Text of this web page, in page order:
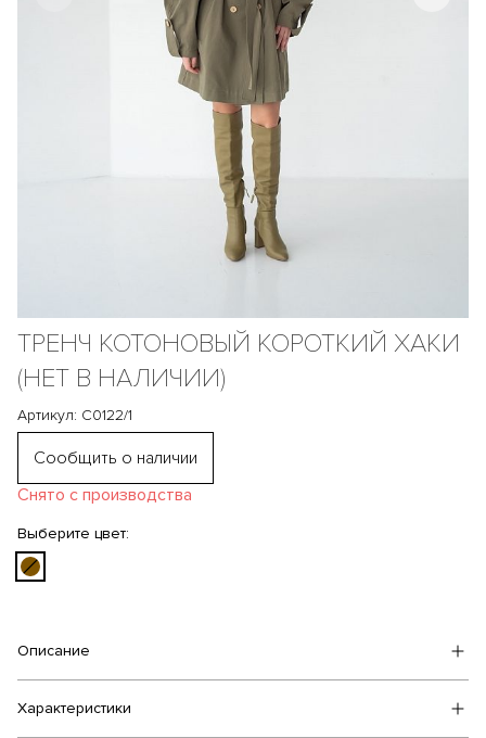
ТРЕНЧ КОТОНОВЫЙ КОРОТКИЙ ХАКИ
(НЕТ В НАЛИЧИИ)
Артикул: С0122/1
Сообщить о наличии
Снято с производства
Выберите цвет:
Описание
Характеристики